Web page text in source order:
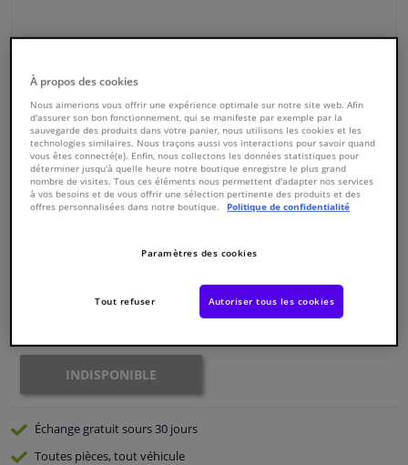
Pièces moteur & accessoires
Filtres & liquides
Bagages & transport
Fenêtres & accessoires
Atelier & outils
Camping-car, moto & vélo
Numéro de produit d'origine:0267371
Numéro de fabrication:CP-7001
Voir les spécifications du produit
INDISPONIBLE
Échange gratuitsours 30 jours
Toutes pièces, tout véhicule
À propos des cookies
Nous aimerions vous offrir une expérience optimale sur notre site web. Afin
d'assurer son bon fonctionnement, qui se manifeste par exemple par la
sauvegarde des produits dans votre panier, nous utilisons les cookies et les
technologies similaires. Nous traçons aussi vos interactions pour savoir quand
vous êtes connecté(e). Enfin, nous collectons les données statistiques pour
déterminer jusqu'à quelle heure notre boutique enregistre le plus grand
nombre de visites. Tous ces éléments nous permettent d'adapter nos services
à vos besoins et de vous offrir une sélection pertinente des produits et des
offres personnalisées dans notre boutique.
Politique de confidentialité
Paramètres des cookies
Tout refuser Autoriser tous les cookies